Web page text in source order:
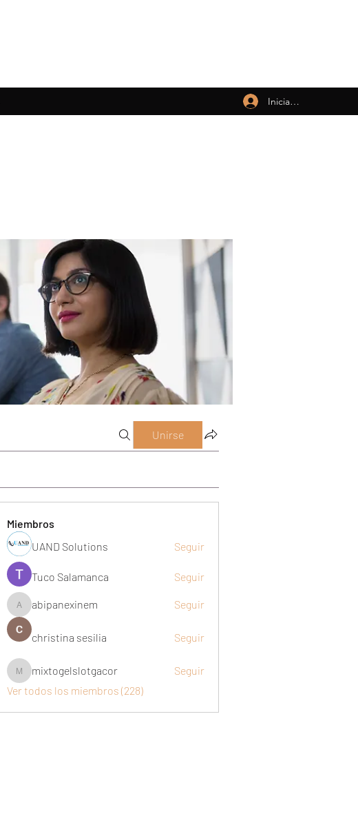
Iniciar sesión
Unirse
Miembros
UAND Solutions
Seguir
Tuco Salamanca Seguir
abipanexinem
abipanexinem Seguir
christina sesilia Seguir
mixtogelslotgacor
mixtogelslotgacor
Seguir
Ver todos los miembros (228)